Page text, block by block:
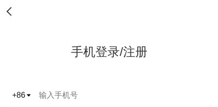
手机登录/注册
+86